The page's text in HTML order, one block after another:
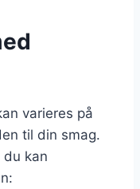
varieres på
til din smag.
du kan